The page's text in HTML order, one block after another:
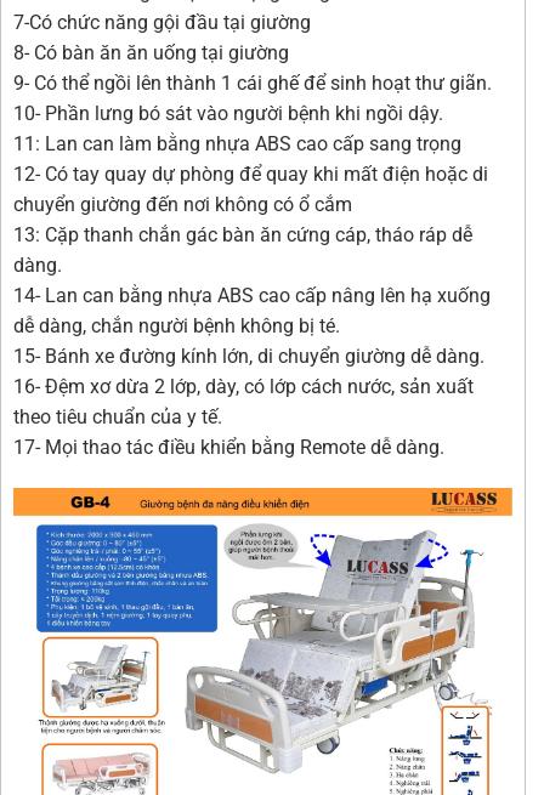
7-Có chức năng gội đầu tại giường
8- Có bàn ăn ăn uống tại giường
9- Có thể ngồi lên thành 1 cái ghế để sinh hoạt thư giãn.
10- Phần lưng bó sát vào người bệnh khi ngồi dậy.
11: Lan can làm bằng nhựa ABS cao cấp sang trọng
12- Có tay quay dự phòng để quay khi mất điện hoặc di
chuyển giường đến nơi không có ổ cắm
13: Cặp thanh chắn gác bàn ăn cứng cáp, tháo ráp dễ
dàng.
14- Lan can bằng nhựa ABS cao cấp nâng lên hạ xuống
dễ dàng, chắn người bệnh không bị té.
15- Bánh xe đường kính lớn, di chuyển giường dễ dàng.
16- Đệm xơ dừa 2 lớp, dày, có lớp cách nước, sản xuất
theo tiêu chuẩn của y tế.
17- Mọi thao tác điều khiển bằng Remote dễ dàng.